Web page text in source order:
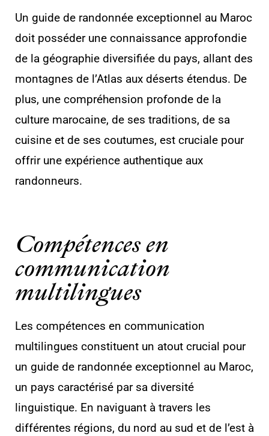
Un guide de randonnée exceptionnel au Maroc
doit posséder une connaissance approfondie
de la géographie diversifiée du pays, allant des
montagnes de l’Atlas aux déserts étendus. De
plus, une compréhension profonde de la
culture marocaine, de ses traditions, de sa
cuisine et de ses coutumes, est cruciale pour
offrir une expérience authentique aux
randonneurs.
Compétences en
communication
multilingues
Les compétences en communication
multilingues constituent un atout crucial pour
un guide de randonnée exceptionnel au Maroc,
un pays caractérisé par sa diversité
linguistique. En naviguant à travers les
différentes régions, du nord au sud et de l’est à